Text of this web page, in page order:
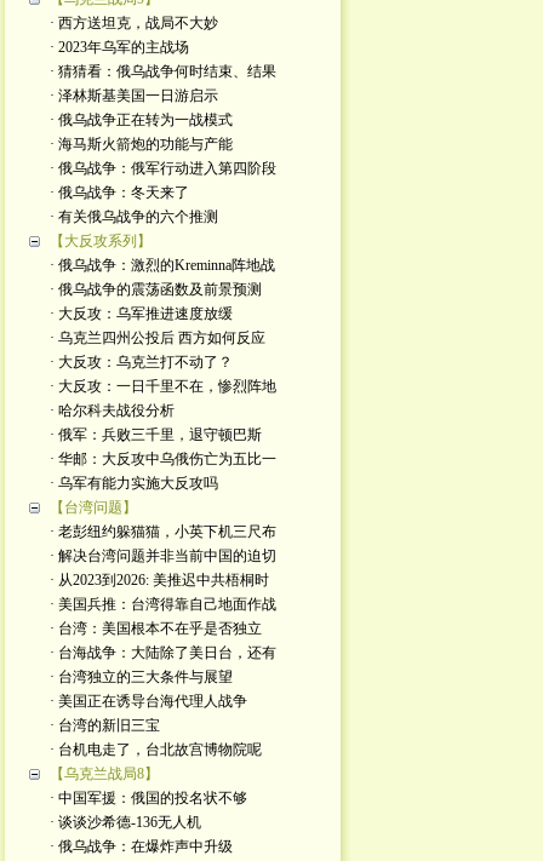
· 西方送坦克，战局不大妙
· 2023年乌军的主战场
· 猜猜看：俄乌战争何时结束、结果
· 泽林斯基美国一日游启示
· 俄乌战争正在转为一战模式
· 海马斯火箭炮的功能与产能
· 俄乌战争：俄军行动进入第四阶段
· 俄乌战争：冬天来了
· 有关俄乌战争的六个推测
【大反攻系列】
· 俄乌战争：激烈的Kreminna阵地战
· 俄乌战争的震荡函数及前景预测
· 大反攻：乌军推进速度放缓
· 乌克兰四州公投后 西方如何反应
· 大反攻：乌克兰打不动了？
· 大反攻：一日千里不在，惨烈阵地
· 哈尔科夫战役分析
· 俄军：兵败三千里，退守顿巴斯
· 华邮：大反攻中乌俄伤亡为五比一
· 乌军有能力实施大反攻吗
【台湾问题】
· 老彭纽约躲猫猫，小英下机三尺布
· 解决台湾问题并非当前中国的迫切
· 从2023到2026: 美推迟中共梧桐时
· 美国兵推：台湾得靠自己地面作战
· 台湾：美国根本不在乎是否独立
· 台海战争：大陆除了美日台，还有
· 台湾独立的三大条件与展望
· 美国正在诱导台海代理人战争
· 台湾的新旧三宝
· 台机电走了，台北故宫博物院呢
【乌克兰战局8】
· 中国军援：俄国的投名状不够
· 谈谈沙希德-136无人机
· 俄乌战争：在爆炸声中升级